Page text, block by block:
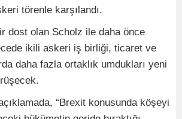
törenle karşılandı.
dost olan Scholz ile daha önce
ikili askeri iş birliği, ticaret ve
daha fazla ortaklık umdukları yeni
“Brexit konusunda köşeyi